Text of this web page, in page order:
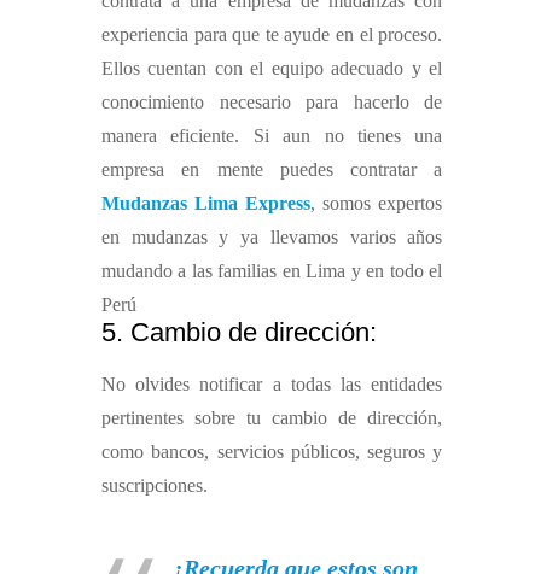
experiencia para que te ayude en el proceso.
Ellos cuentan con el equipo adecuado y el
conocimiento necesario para hacerlo de
manera eficiente. Si aun no tienes una
empresa en mente puedes contratar a
Mudanzas Lima Express, somos expertos
en mudanzas y ya llevamos varios años
mudando a las familias en Lima y en todo el
Perú
5. Cambio de dirección:
No olvides notificar a todas las entidades
pertinentes sobre tu cambio de dirección,
como bancos, servicios públicos, seguros y
suscripciones.
¡Recuerda que estos son